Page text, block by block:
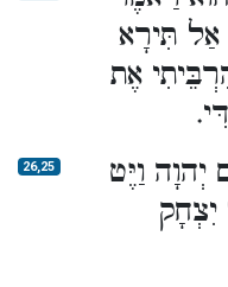
תִּירָא
אֶת
26,25
יְהוָה וַיֶּט